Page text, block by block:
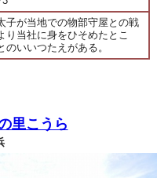
子が当地での物部守屋との戦
り当社に身をひそめたとこ
いいつたえがある。
里こうら